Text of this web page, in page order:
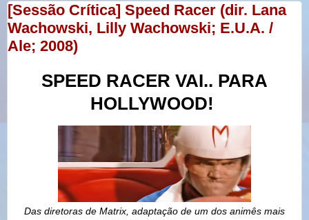
[Sessão Crítica] Speed Racer (dir. Lana
Wachowski, Lilly Wachowski; E.U.A. /
Ale; 2008)
SPEED RACER VAI.. PARA
HOLLYWOOD!
Das diretoras de Matrix, adaptação de um dos animês mais